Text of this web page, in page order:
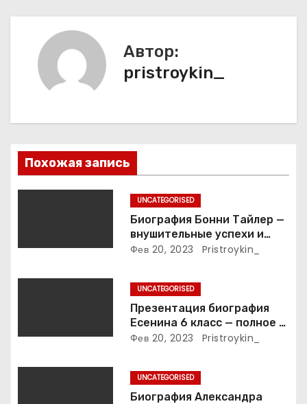
г
п
о
а
п
с
я
Автор:
pristroykin_
Похожая запись
UNCATEGORISED
Биография Бонни Тайлер —
внушительные успехи и
интимные подробности
Фев 20, 2023 Pristroykin_
UNCATEGORISED
Презентация биография
Есенина 6 класс — полное и
подробное описание жизни
Фев 20, 2023 Pristroykin_
UNCATEGORISED
Биография Александра